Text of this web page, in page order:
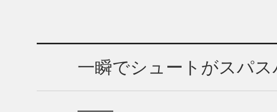
一瞬でシュートがスパス